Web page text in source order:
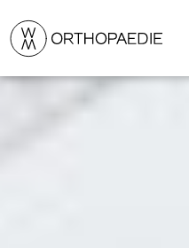
Inhalt
springen